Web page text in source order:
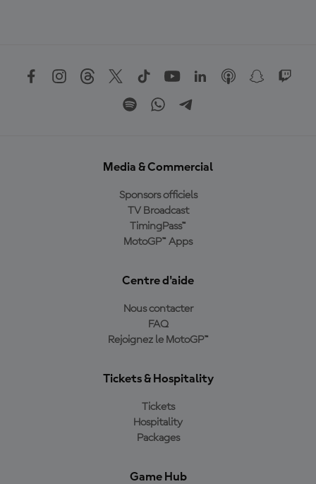
Media & Commercial
Sponsors officiels
TV Broadcast
TimingPass™
MotoGP™ Apps
Centre d'aide
Nous contacter
FAQ
Rejoignez le MotoGP™
Tickets & Hospitality
Tickets
Hospitality
Packages
Game Hub